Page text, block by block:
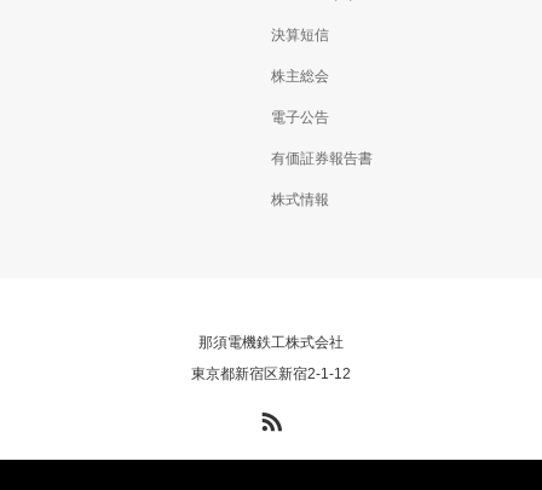
決算短信
株主総会
電子公告
有価証券報告書
株式情報
那須電機鉄工株式会社
東京都新宿区新宿2-1-12